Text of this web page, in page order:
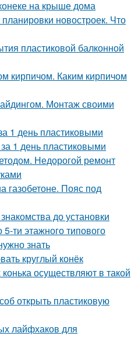
на крыше дома
новостроек. Что
пластиковой балконной
кирпичом. Каким кирпичом
Монтаж своими
1 день пластиковыми
1 день пластиковыми
Недорогой ремонт
газобетоне. Пояс под
до установки
ти этажного типового
знать
круглый конёк
осуществляют в такой
открыть пластиковую
лайфхаков для